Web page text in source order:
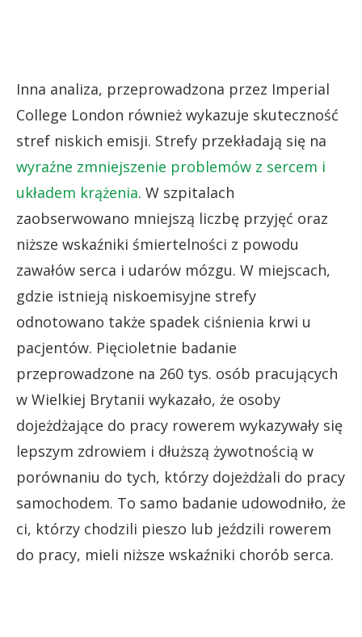
Inna analiza, przeprowadzona przez Imperial
College London również wykazuje skuteczność
stref niskich emisji. Strefy przekładają się na
wyraźne zmniejszenie problemów z sercem i
układem krążenia. W szpitalach
zaobserwowano mniejszą liczbę przyjęć oraz
niższe wskaźniki śmiertelności z powodu
zawałów serca i udarów mózgu. W miejscach,
gdzie istnieją niskoemisyjne strefy
odnotowano także spadek ciśnienia krwi u
pacjentów. Pięcioletnie badanie
przeprowadzone na 260 tys. osób pracujących
w Wielkiej Brytanii wykazało, że osoby
dojeżdżające do pracy rowerem wykazywały się
lepszym zdrowiem i dłuższą żywotnością w
porównaniu do tych, którzy dojeżdżali do pracy
samochodem. To samo badanie udowodniło, że
ci, którzy chodzili pieszo lub jeździli rowerem
do pracy, mieli niższe wskaźniki chorób serca.